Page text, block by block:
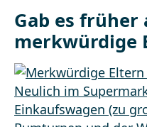
Gab es früher
merkwürdige